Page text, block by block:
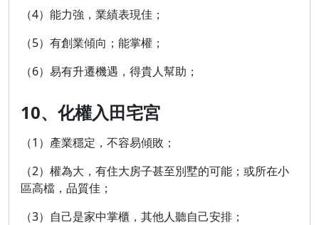
（4）能力強，業績表現佳；
（5）有創業傾向；能掌權；
（6）易有升遷機遇，得貴人幫助；
10、化權入田宅宮
（1）產業穩定，不容易傾敗；
（2）權為大，有住大房子甚至別墅的可能；或所在小
區高檔，品質佳；
（3）自己是家中掌櫃，其他人聽自己安排；